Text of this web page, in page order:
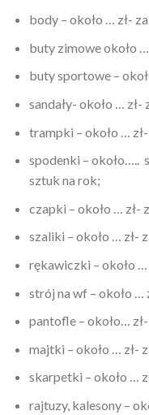
body – około … zł-
buty zimowe około
buty sportowe –
sandały- około …
trampki – około …
spodenki – około…..
sztuk na rok;
czapki – około … zł-
szaliki – około … zł-
rękawiczki – około
strój na wf – około …
pantofle – około…
majtki – około … zł-
skarpetki – około …
rajtuzy, kalesony –